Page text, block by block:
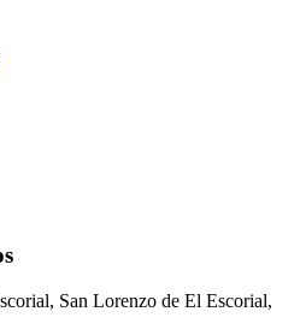
San Lorenzo de El Escorial,